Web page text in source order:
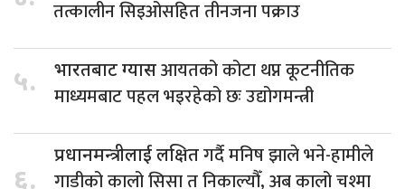
तत्कालीन सिइओसहित तीनजना पक्राउ
५. भारतबाट ग्यासआयतको कोटा थप्न कूटनीतिक
माध्यमबाट पहल भइरहेको छः उद्योगमन्त्री
६.
प्रधानमन्त्रीलाई लक्षितगर्दै मनिष झाले भने-हामीले
गाडीको कालो सिसा त निकाल्यौँ, अब कालो चश्मा